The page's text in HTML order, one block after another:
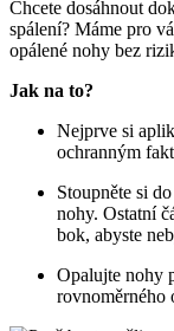
Chcete dosáhnout
spálení? Máme pro
opálené nohy bez
Jak na to?
Nejprve si
ochranným
Stoupněte si
nohy. Ostatní
bok, abyste
Opalujte nohy
rovnoměrného